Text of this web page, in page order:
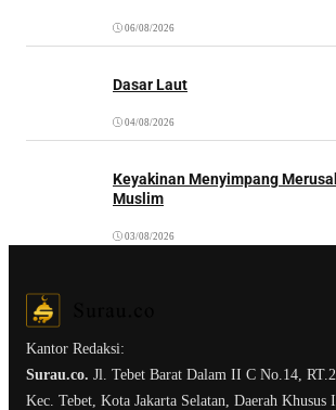
06/08/2026
Dasar Laut
04/08/2026
Keyakinan Menyimpang
Muslim
03/08/2026
Kantor Redaksi:
Surau.co. Jl. Tebet Barat Dalam II C No.14,
Kec. Tebet, Kota Jakarta Selatan, Daerah Khusus